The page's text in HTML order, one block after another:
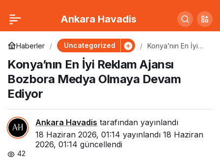
Ankara Havadis
Haberler Uncategorized
Konya’nın En İyi
Bozbora Medya
Olmaya Devam
Ediyor
Konya’nın En İyi Reklam Ajansı
Bozbora Medya Olmaya Devam
Ediyor
Ankara Havadis tarafından yayınlandı
18 Haziran 2026, 01:14 yayınlandı 18 Haziran
2026, 01:14 güncellendi
42
Ödül Gecesinde Büyük
Şok: Favori İsim Eli Boş
Döndü
0 Paylaş